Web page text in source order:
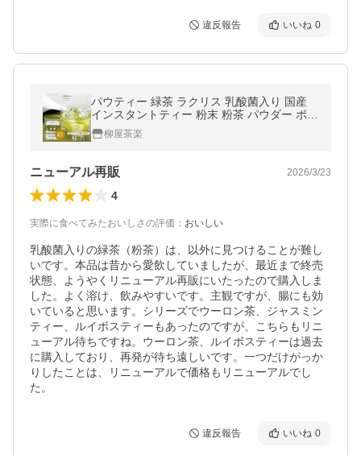
違反報告 いいね 0
パウティー 緑茶 ラクリス 乳酸菌入り 国産
インスタントティー 粉末 粉茶 パウダー ポー
ション 日本茶 お茶 健康 腸内環境 粉 インス
タント茶
柳屋茶楽
ニューアル再販 2026/3/23
4
実際に食べてみたおいしさの評価 ： おいしい
乳酸菌入りの緑茶（粉茶）は、以外に見つけることが難し
いです。本品は昔から愛飲していましたが、最近まで終売
状態、ようやくリニューアル再販にいたったので購入しま
した。よく溶け、飲みやすいです。主観ですが、腸にも効
いていると思います。シリーズでウーロン茶、ジャスミン
ティー、ルイボスティーもあったのですが、こちらもリニ
ューアル待ちですね。ウーロン茶、ルイボスティーは過去
に購入しており、再発が待ち遠しいです。一つだけがっか
りしたことは、リニューアルで価格もリニューアルでし
た。
違反報告 いいね 0